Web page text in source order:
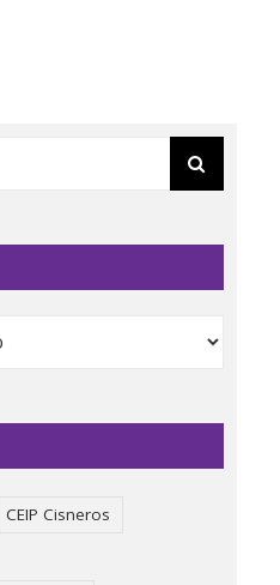
CEIP Cisneros